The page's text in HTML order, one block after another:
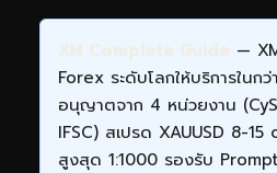
XM Complete Guide —
Forex ระดับโลกให้บริการในก
อนุญาตจาก 4 หน่วยงาน
IFSC) สเปรด XAUUSD 8-
สูงสุด 1:1000 รองรับ